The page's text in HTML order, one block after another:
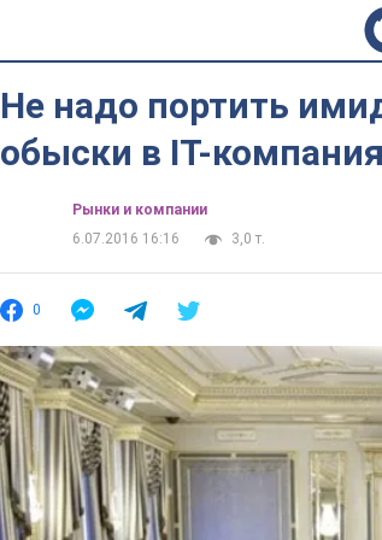
Не надо портить
обыски в IT-
Рынки и компании
6.07.2016 16:16
3,0 т.
0